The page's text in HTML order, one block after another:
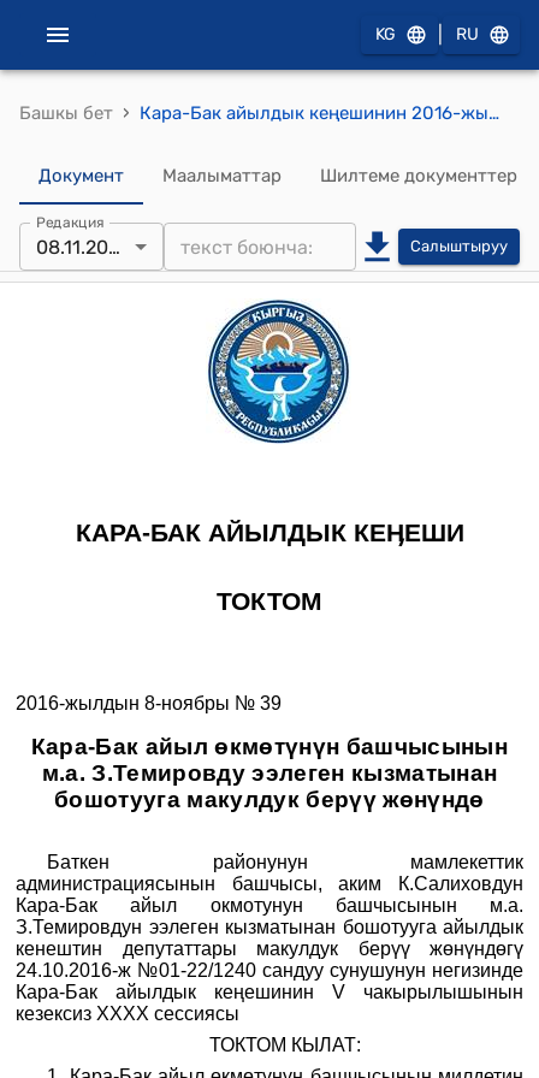
KG RU
Башкы бет › Кара-Бак айылдык кеңешинин 2016-жылдын 8-ноябры № 39 "Кара-Бак айыл өкмөтүнүн башчысынын м.а. З.Темировду ээлеген кызматынан бошотууга макулдук берүү жөнүндө" токтому
Документ Маалыматтар Шилтеме документтер
Редакция
08.11.2016 Салыштыруу